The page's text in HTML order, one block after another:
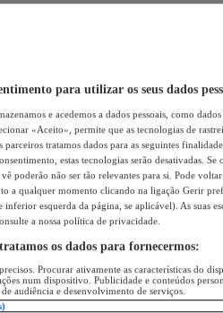
HubA BOLA SUGEREBarba
para utilizar os seus dados
e acedemos a dados pessoais, como
«Aceito», permite que as tecnologias de
parceiros tratamos dados para as seguintes
estas tecnologias serão desativadas. Se
poderão não ser tão relevantes para si. Pode voltar
a qualquer momento clicando na ligação Gerir
esquerda da página, se aplicável). As suas
a nossa política de privacidade.
os dados para fornecermos:
Procurar ativamente as características do
num dispositivo. Publicidade e conteúdos
audiência e desenvolvimento de serviços.